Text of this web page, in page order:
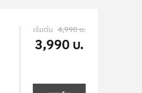
เริ่มต้น 4,990 บ.
3,990 บ.